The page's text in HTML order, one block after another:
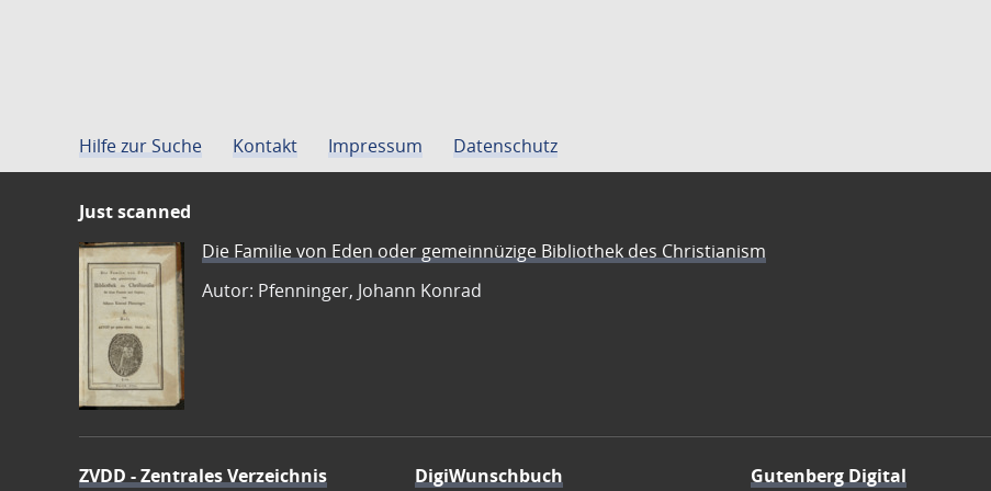
Hilfe zur Suche Kontakt Impressum Datenschutz
Just scanned
Die Familie von Eden oder gemeinnüzige Bibliothek des Christianism
Autor: Pfenninger, Johann Konrad
ZVDD - Zentrales Verzeichnis
DigiWunschbuch Gutenberg Digital